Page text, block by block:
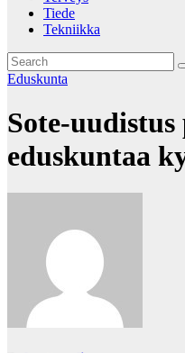
Tiede
Tekniikka
Eduskunta
Sote-
eduskuntaa